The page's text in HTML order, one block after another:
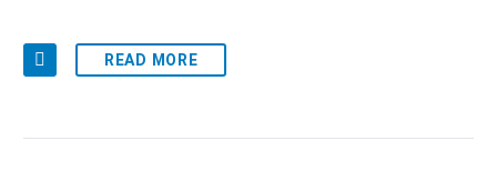
READ MORE